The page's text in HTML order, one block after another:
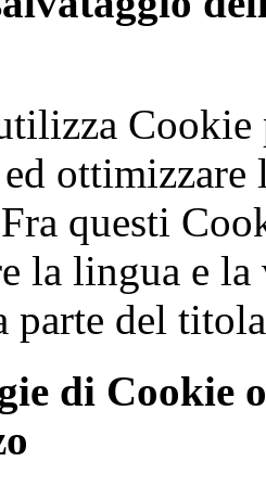
Cookie
ottimizzare
questi
la lingua e
parte del
di Cookie